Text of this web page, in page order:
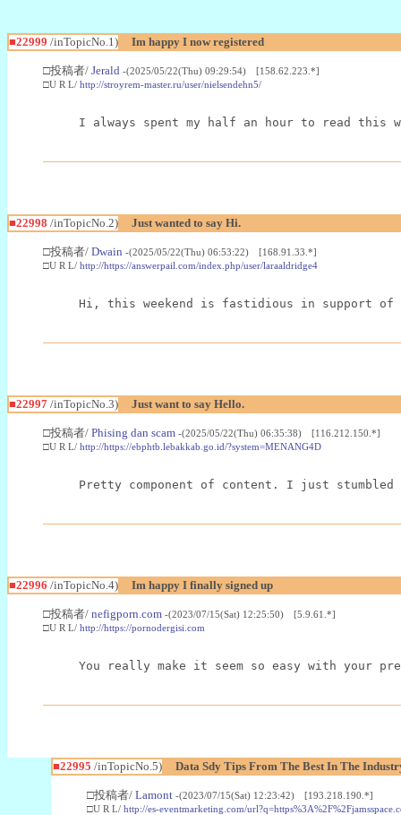
■22999 /inTopicNo.1) Im happy I now registered
□投稿者/ Jerald -(2025/05/22(Thu) 09:29:54) [158.62.223.*]
□U R L/ http://stroyrem-master.ru/user/nielsendehn5/
I always spent my half an hour to read
■22998 /inTopicNo.2) Just wanted to say Hi.
□投稿者/ Dwain -(2025/05/22(Thu) 06:53:22) [168.91.33.*]
□U R L/ http://https://answerpail.com/index.php/user/laraaldridge4
Hi, this weekend is fastidious in support of
■22997 /inTopicNo.3) Just want to say Hello.
□投稿者/ Phising dan scam -(2025/05/22(Thu) 06:35:38) [116.212.150.*]
□U R L/ http://https://ebphtb.lebakkab.go.id/?system=MENANG4D
Pretty component of content. I just
■22996 /inTopicNo.4) Im happy I finally signed up
□投稿者/ nefigporn.com -(2023/07/15(Sat) 12:25:50) [5.9.61.*]
□U R L/ http://https://pornodergisi.com
You really make it seem so easy with your
■22995 /inTopicNo.5) Data Sdy Tips From The Best In The
□投稿者/ Lamont -(2023/07/15(Sat) 12:23:42) [193.218.190.*]
□U R L/ http://es-eventmarketing.com/